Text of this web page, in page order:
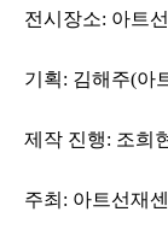
전시장소: 아트
기획: 김해주(아
제작 진행: 조희
주최 : 아트선재